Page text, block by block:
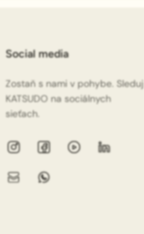
Social media
Zostaň s nami v pohybe. Sleduj
KATSUDO na sociálnych
sieťach.